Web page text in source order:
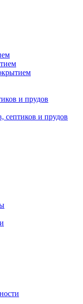
и прудов
септиков и прудов